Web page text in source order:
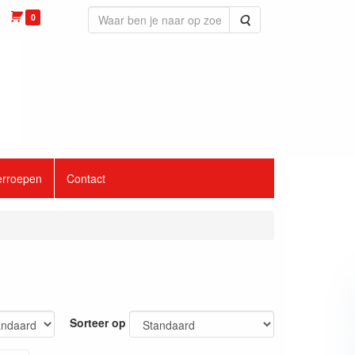
0 Zoeken
Contact
Sorteer op